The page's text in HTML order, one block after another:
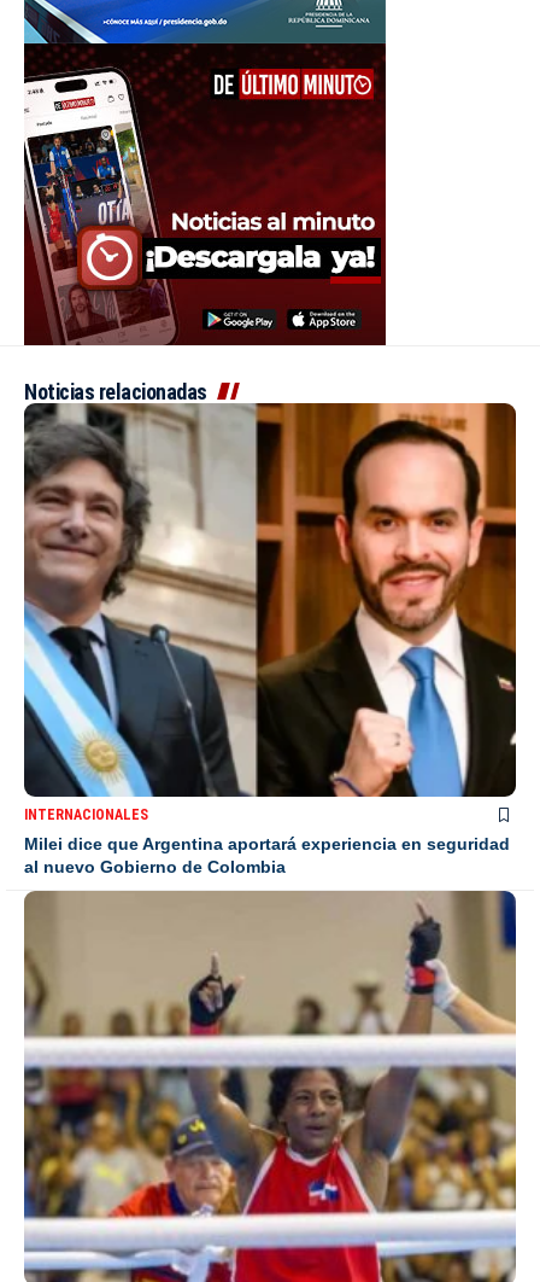
Noticias relacionadas
INTERNACIONALES
Milei dice que Argentina aportará experiencia en seguridad
al nuevo Gobierno de Colombia